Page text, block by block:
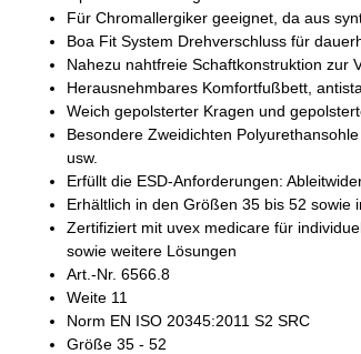
Für Chromallergiker geeignet, da aus
Boa Fit System Drehverschluss für
Nahezu nahtfreie Schaftkonstruktion zur
Herausnehmbares Komfortfußbett,
Weich gepolsterter Kragen und
Besondere Zweidichten
usw.
Erfüllt die ESD-Anforderungen:
Erhältlich in den Größen 35 bis 52 sowie
Zertifiziert mit uvex medicare für
sowie weitere Lösungen
Art.-Nr. 6566.8
Weite 11
Norm EN ISO 20345:2011 S2 SRC
Größe 35 - 52